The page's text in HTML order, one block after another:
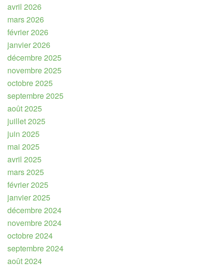
avril 2026
mars 2026
février 2026
janvier 2026
décembre 2025
novembre 2025
octobre 2025
septembre 2025
août 2025
juillet 2025
juin 2025
mai 2025
avril 2025
mars 2025
février 2025
janvier 2025
décembre 2024
novembre 2024
octobre 2024
septembre 2024
août 2024